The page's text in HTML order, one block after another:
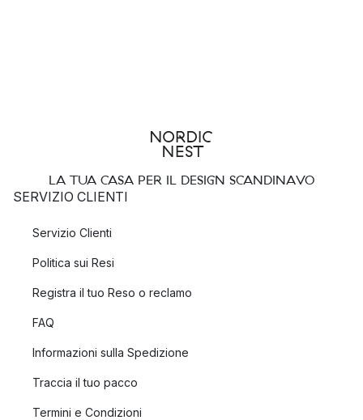
LA TUA CASA PER IL DESIGN SCANDINAVO
SERVIZIO CLIENTI
Servizio Clienti
Politica sui Resi
Registra il tuo Reso o reclamo
FAQ
Informazioni sulla Spedizione
Traccia il tuo pacco
Termini e Condizioni